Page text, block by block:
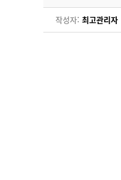
작성자: 최고관리자